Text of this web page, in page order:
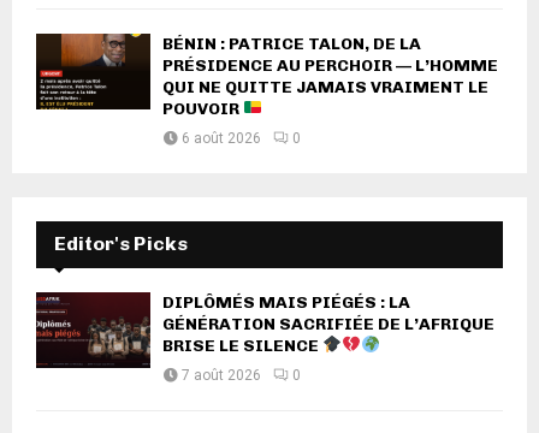
BÉNIN : PATRICE TALON, DE LA
PRÉSIDENCE AU PERCHOIR — L’HOMME
QUI NE QUITTE JAMAIS VRAIMENT LE
POUVOIR
6 août 2026 0
Editor's Picks
DIPLÔMÉS MAIS PIÉGÉS : LA
GÉNÉRATION SACRIFIÉE DE L’AFRIQUE
BRISE LE SILENCE
7 août 2026 0